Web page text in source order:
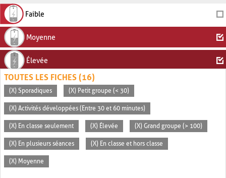
Faible
Moyenne
Élevée
TOUTES LES FICHES (16)
(X) Sporadiques (X) Petit groupe (< 30)
(X) Activités développées (Entre 30 et 60 minutes)
(X) En classe seulement (X) Élevée (X) Grand groupe (> 100)
(X) En plusieurs séances (X) En classe et hors classe
(X) Moyenne